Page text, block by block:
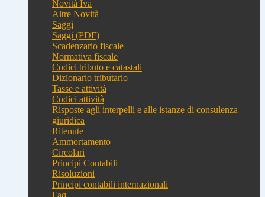
Novità Iva
Altre Novità
Saggi
Saggi (PDF)
Scadenzario fiscale
Normativa fiscale
Codici tributo e catastali
Dizionario tributario
Tasse e attività
Codici attività
Risposte agli interpelli e alle istanze di consulenza
giuridica
Ritenute
Ammortamento
Circolari
Principi Contabili
Risoluzioni
Principi contabili internazionali
Faq